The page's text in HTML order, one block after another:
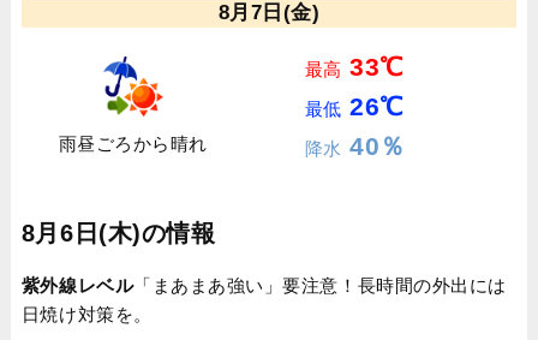
8月7日(金)
雨昼ごろから晴れ
最高 33℃
最低 26℃
降水 40％
8月6日(木)の情報
紫外線レベル「まあまあ強い」要注意！長時間の外出には
日焼け対策を。